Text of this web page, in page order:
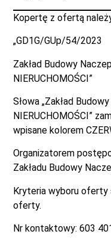
Kopertę z ofertą
„GD1G/GUp/54/2023
Zakład Budowy
NIERUCHOMOŚCI”
Słowa „Zakład
NIERUCHOMOŚCI”
wpisane kolorem
Organizatorem
Zakładu Budowy
Kryteria wyboru oferty
oferty.
Nr kontaktowy: 603